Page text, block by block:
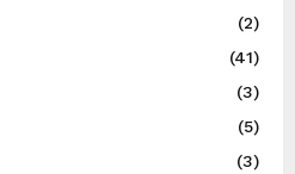
(2)
(41)
(3)
(5)
(3)